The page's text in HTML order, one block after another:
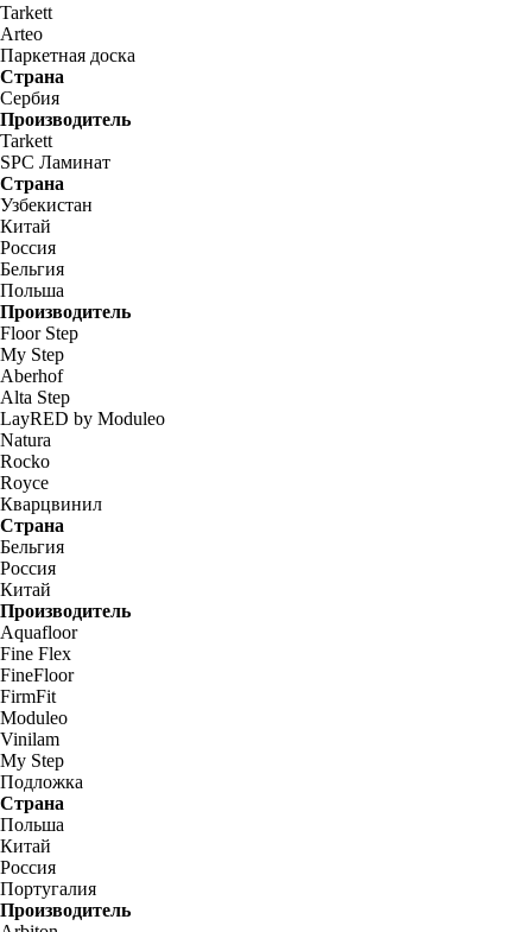
Tarkett
Arteo
Паркетная доска
Страна
Сербия
Производитель
Tarkett
SPC Ламинат
Страна
Узбекистан
Китай
Россия
Бельгия
Польша
Производитель
Floor Step
My Step
Aberhof
Alta Step
LayRED by Moduleo
Natura
Rocko
Royce
Кварцвинил
Страна
Бельгия
Россия
Китай
Производитель
Aquafloor
Fine Flex
FineFloor
FirmFit
Moduleo
Vinilam
My Step
Подложка
Страна
Польша
Китай
Россия
Португалия
Производитель